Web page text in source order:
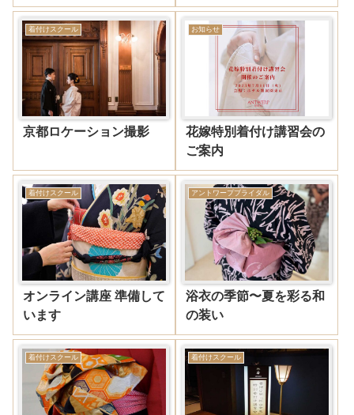
着付けスクール
京都ロケーション撮影
お知らせ
花嫁特別着付け講習会の
ご案内
着付けスクール
オンライン講座 準備して
います
アントワープブライダル
浴衣の季節〜夏を彩る和
の装い
着付けスクール 着付けスクール